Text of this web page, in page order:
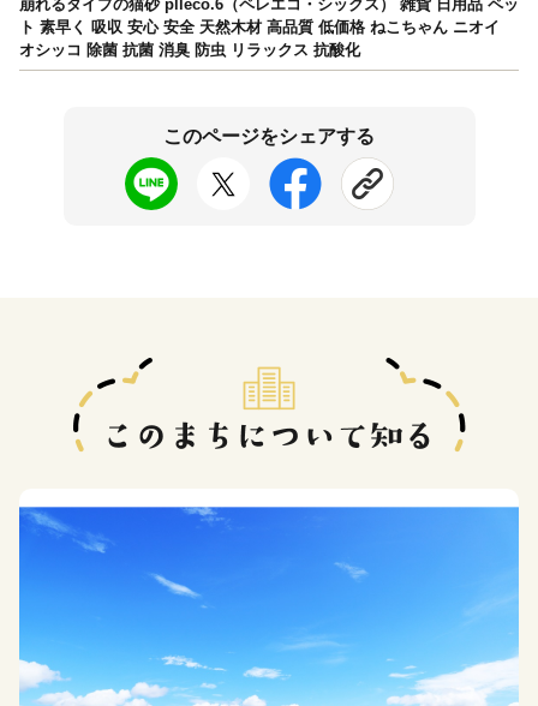
崩れるタイプの猫砂 plleco.6（ペレエコ・シックス） 雑貨 日用品 ペッ
ト 素早く 吸収 安心 安全 天然木材 高品質 低価格 ねこちゃん ニオイ
オシッコ 除菌 抗菌 消臭 防虫 リラックス 抗酸化
このページをシェアする